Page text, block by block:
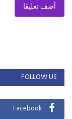
أضف تعليقا
FOLLOW US
Facebook